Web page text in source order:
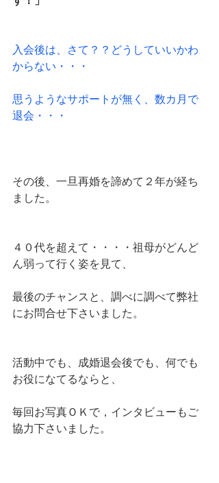
入会後は、さて？？どうしていいかわ
からない・・・
思うようなサポートが無く、数カ月で
退会・・・
その後、一旦再婚を諦めて２年が経ち
ました。
４０代を超えて・・・・祖母がどんど
ん弱って行く姿を見て、
最後のチャンスと、調べに調べて弊社
にお問合せ下さいました。
活動中でも、成婚退会後でも、何でも
お役になてるならと、
毎回お写真ＯＫで，インタビューもご
協力下さいました。